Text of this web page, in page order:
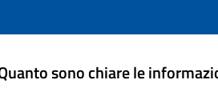
sono chiare le